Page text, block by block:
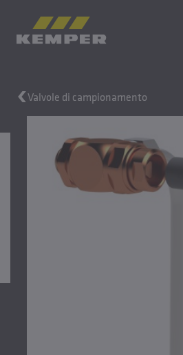
Prodotti di laminazione
Azienda
Lavora con noi
IT| CH Selettore di lingua
Valvole di campionamento